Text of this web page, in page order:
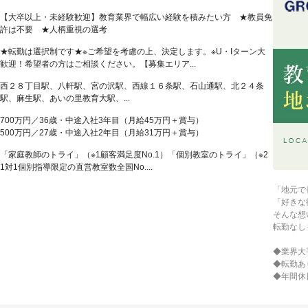
【大卒以上・未経験歓迎】教育業界で幅広い経験を積みたい方 ★教員免
許は不要 ★人柄重視の選考
★転勤は選択制です★※ご希望を考慮の上、決定します。※U・Iターン大
歓迎！希望者の方はご相談ください。【募集エリア...
西２８丁目駅、八軒駅、宮の沢駅、西線１６条駅、石山通駅、北２４条
駅、麻生駅、あいの里教育大駅、...
700万円／36歳・中途入社3年目（月給45万円＋賞与）
500万円／27歳・中途入社2年目（月給31万円＋賞与）
「家庭教師のトライ」（※1顧客満足度No.1）「個別教室のトライ」（※2
1対1個別指導限定の直営教室数全国No....
「地元
「好き
そんな
転勤なし
◆業界大
◆転勤あ
◆年間休